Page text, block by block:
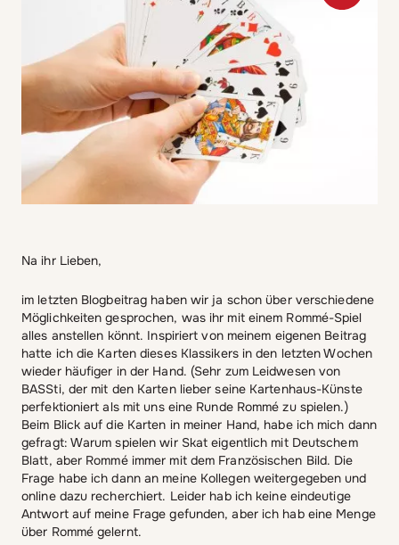
Na ihr Lieben,
im letzten Blogbeitrag haben wir ja schon über verschiedene
Möglichkeiten gesprochen, was ihr mit einem Rommé-Spiel
alles anstellen könnt. Inspiriert von meinem eigenen Beitrag
hatte ich die Karten dieses Klassikers in den letzten Wochen
wieder häufiger in der Hand. (Sehr zum Leidwesen von
BASSti, der mit den Karten lieber seine Kartenhaus-Künste
perfektioniert als mit uns eine Runde Rommé zu spielen.)
Beim Blick auf die Karten in meiner Hand, habe ich mich dann
gefragt: Warum spielen wir Skat eigentlich mit Deutschem
Blatt, aber Rommé immer mit dem Französischen Bild. Die
Frage habe ich dann an meine Kollegen weitergegeben und
online dazu recherchiert. Leider hab ich keine eindeutige
Antwort auf meine Frage gefunden, aber ich hab eine Menge
über Rommé gelernt.